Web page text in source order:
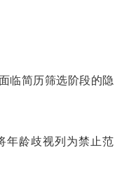
临简历筛选阶段的隐
年龄歧视列为禁止范